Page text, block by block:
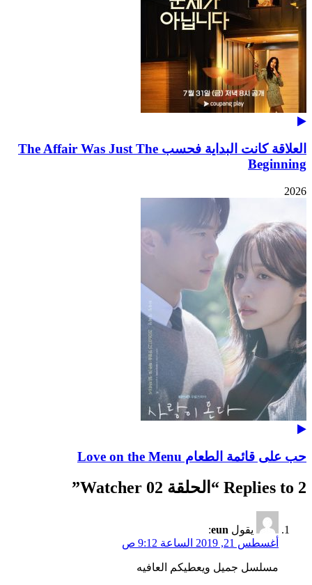
العلاقة كانت البداية فحسب The Affair Was Just The
Beginning
2026
حب على قائمة الطعام Love on the Menu
2 Replies to “ الحلقة 02 Watcher ”
يقول eun
:
أغسطس 21, 2019 الساعة 9:12 ص
مسلسل جميل ويعطيكم العافيه